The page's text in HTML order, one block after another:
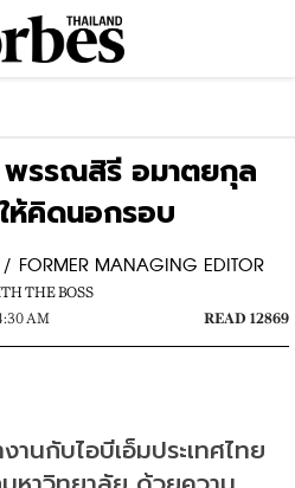
พรรณสิรี อมาตยกุล
ห้คิดนอกรอบ
MANAGING EDITOR
THE BOSS
AM
READ 12869
นกับไอบีเอ็มประเทศไทย